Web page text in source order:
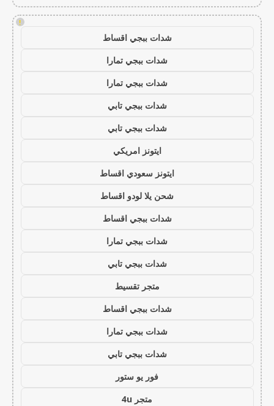
!
شدات ببجي اقساط
شدات ببجي تمارا
شدات ببجي تمارا
شدات ببجي تابي
شدات ببجي تابي
ايتونز امريكي
ايتونز سعودي اقساط
شحن يلا لودو اقساط
شدات ببجي اقساط
شدات ببجي تمارا
شدات ببجي تابي
متجر تقسيط
شدات ببجي اقساط
شدات ببجي تمارا
شدات ببجي تابي
فور يو ستور
متجر 4u